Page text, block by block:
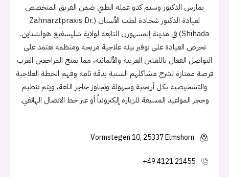
يمارس الدكتور وسيم كدو عمله الطبي ضمن الفريق المتخصص
لعيادة الدكتور شحادة لطب الأسنان (Zahnarztpraxis Dr.
Shihada) في مدينة إلمسهورن التابعة لولاية شليسفيغ هولشتاين.
تحرص العيادة على توفير بيئة علاجية مريحة ومنظمة تعتمد على
التواصل الفعال باللغتين العربية والألمانية، مما يمنح المراجعين العرب
فرصة ممتازة لشرح مشاكلهم السنية بدقة تامة وفهم الخطة العلاجية
والتشخيصية بكل أريحية وسهولة وتجاوز حاجز اللغة، ويتم تنظيم
وحجز المواعيد المسبقة للزيارة إلكترونياً أو عبر خط الاتصال الهاتفي.
Vormstegen 10, 25337 Elmshorn
+49 4121 21455